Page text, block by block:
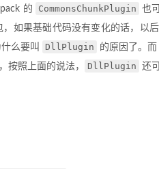
的
CommonsChunkPlugin
也
如果基础代码没有变化的话，以
么要叫
DllPlugin 的原因了。而
按照上面的说法，
DllPlugin 还